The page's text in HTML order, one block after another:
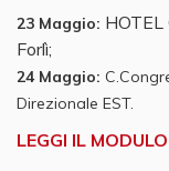
23 Maggio: HOTEL
Forlì;
24 Maggio:
LEGGI IL MODULO